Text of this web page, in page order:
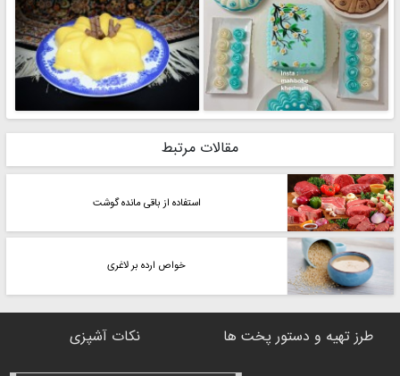
مقالات مرتبط
استفاده از باقی مانده گوشت
خواص ارده بر لاغری
طرز تهیه و دستور پخت ها نکات آشپزی